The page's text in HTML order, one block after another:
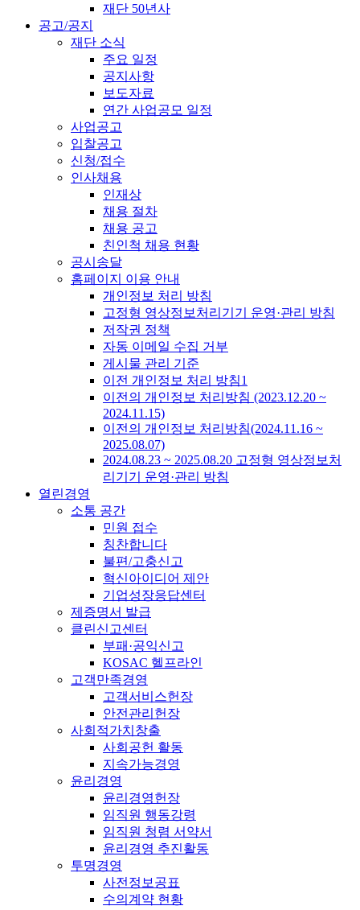
재단 50년사
공고/공지
재단 소식
주요 일정
공지사항
보도자료
연간 사업공모 일정
사업공고
입찰공고
신청/접수
인사채용
인재상
채용 절차
채용 공고
친인척 채용 현황
공시송달
홈페이지 이용 안내
개인정보 처리 방침
고정형 영상정보처리기기 운영·관리 방침
저작권 정책
자동 이메일 수집 거부
게시물 관리 기준
이전 개인정보 처리 방침1
이전의 개인정보 처리방침 (2023.12.20 ~
2024.11.15)
이전의 개인정보 처리방침(2024.11.16 ~
2025.08.07)
2024.08.23 ~ 2025.08.20 고정형 영상정보처
리기기 운영·관리 방침
열린경영
소통 공간
민원 접수
칭찬합니다
불편/고충신고
혁신아이디어 제안
기업성장응답센터
제증명서 발급
클린신고센터
부패·공익신고
KOSAC 헬프라인
고객만족경영
고객서비스헌장
안전관리헌장
사회적가치창출
사회공헌 활동
지속가능경영
윤리경영
윤리경영헌장
임직원 행동강령
임직원 청렴 서약서
윤리경영 추진활동
투명경영
사전정보공표
수의계약 현황